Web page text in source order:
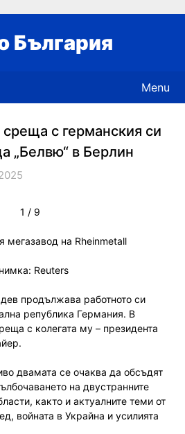
България
Menu
с германския си
„Белвю“ в Берлин
1 / 9
мегазавод на Rheinmetall
Reuters
продължава работното си
република Германия. В
с колегата му – президента
двамата се очаква да обсъдят
на двустранните
както и актуалните теми от
войната в Украйна и усилията